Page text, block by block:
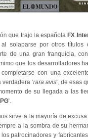
que trajo la españolaFX
solaparse por otros
de una gran franquicia,
que los desarrolladores
con una
verdadera 'rara avis', de esas
de su llegada a las
'.
sirve a la mayoría de
a la sombra de su
patrocinadores y